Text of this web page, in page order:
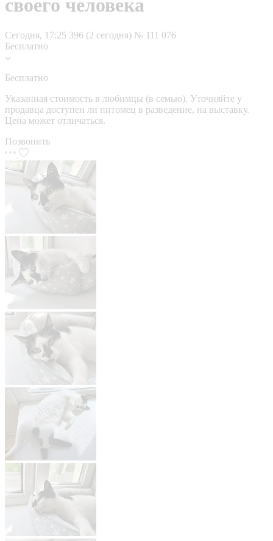
своего человека
Сегодня, 17:25 396 (2 сегодня) № 111 076
Бесплатно
Бесплатно
Указанная стоимость в любимцы (в семью). Уточняйте у
продавца доступен ли питомец в разведение, на выставку.
Цена может отличаться.
Позвонить